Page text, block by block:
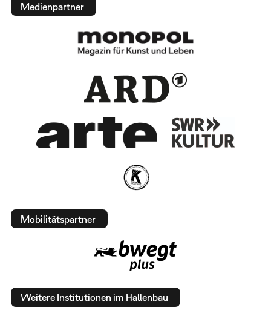
Medienpartner
Mobilitätspartner
Weitere Institutionen im Hallenbau